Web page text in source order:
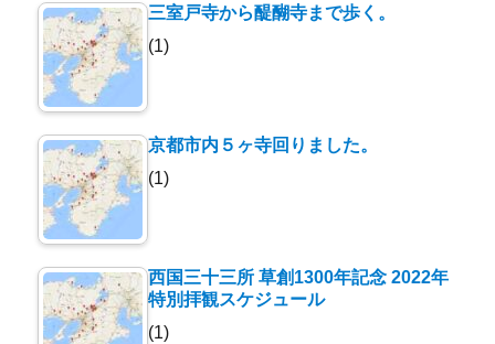
三室戸寺から醍醐寺まで歩く。
(1)
京都市内５ヶ寺回りました。
(1)
西国三十三所 草創1300年記念 2022年
特別拝観スケジュール
(1)